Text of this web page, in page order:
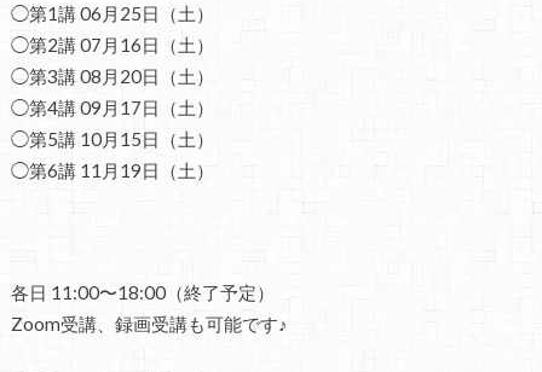
◯第1講 06月25日（土）
◯第2講 07月16日（土）
◯第3講 08月20日（土）
◯第4講 09月17日（土）
◯第5講 10月15日（土）
◯第6講 11月19日（土）
各日 11:00〜18:00（終了予定）
Zoom受講、録画受講も可能です♪